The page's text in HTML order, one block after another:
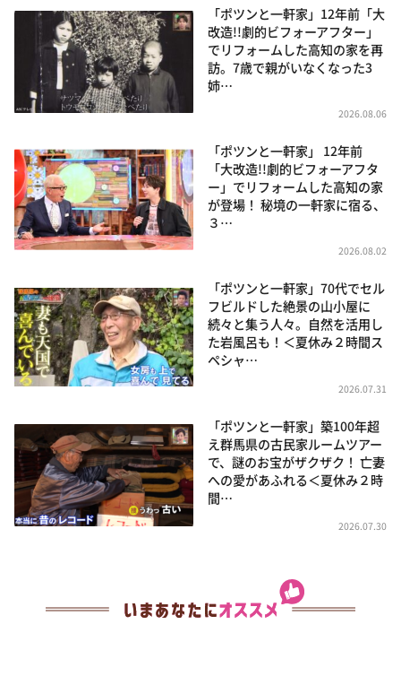
「ポツンと一軒家」12年前「大
改造!!劇的ビフォーアフター」
でリフォームした高知の家を再
訪。7歳で親がいなくなった3
姉…
2026.08.06
「ポツンと一軒家」 12年前
「大改造!!劇的ビフォーアフタ
ー」でリフォームした高知の家
が登場！ 秘境の一軒家に宿る、
３…
2026.08.02
「ポツンと一軒家」70代でセル
フビルドした絶景の山小屋に
続々と集う人々。自然を活用し
た岩風呂も！＜夏休み２時間ス
ペシャ…
2026.07.31
「ポツンと一軒家」築100年超
え群馬県の古民家ルームツアー
で、謎のお宝がザクザク！ 亡妻
への愛があふれる＜夏休み２時
間…
2026.07.30